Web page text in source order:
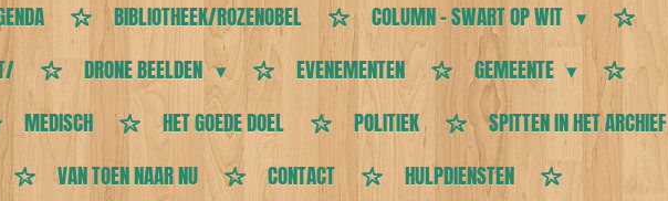
BIBLIOTHEEK/ROZENOBEL
COLUMN - SWART OP WIT
DRONE BEELDEN EVENEMENTEN
GEMEENTE
MEDISCH HET GOEDE DOEL POLITIEK
SPITTEN IN HET ARCHIEF
VAN TOEN NAAR NU CONTACT
HULPDIENSTEN